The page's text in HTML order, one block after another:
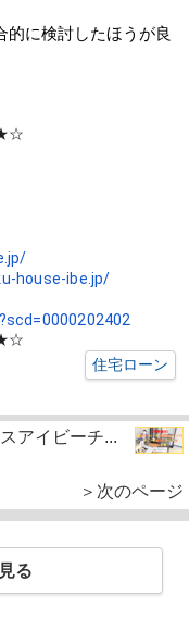
的に検討したほうが良
house-ibe.jp/
住宅ローン
スアイビーチ...
＞次のページ
る